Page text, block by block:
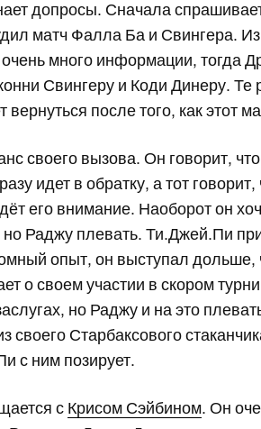
допросы. Сначала
матч Фалла Ба и Свингера.
много информации, тогда
Свингеру и Коди Динеру. Те
после того, как этот
своего вызова. Он говорит,
идет в обратку, а тот
его внимание. Наоборот он
Раджу плевать. Ти.Джей.Пи
опыт, он выступал
о своем участии в скором
но Раджу и на это
своего Старбаксового
с ним позирует.
с Крисом Сэйбином. Он